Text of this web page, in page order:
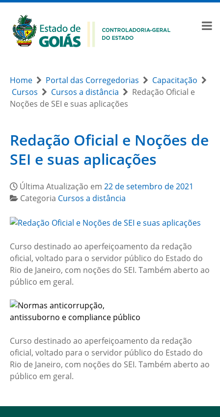
Home Portal das Corregedorias
Capacitação
Cursos
Cursos a distância
Redação Oficial e
Noções de SEI e suas aplicações
Redação Oficial e Noções de
SEI e suas aplicações
Última Atualização em 22 de setembro de 2021
Categoria Cursos a distância
Curso destinado ao aperfeiçoamento da redação
oficial, voltado para o servidor público do Estado do
Rio de Janeiro, com noções do SEI. Também aberto ao
público em geral.
Curso destinado ao aperfeiçoamento da redação
oficial, voltado para o servidor público do Estado do
Rio de Janeiro, com noções do SEI. Também aberto ao
público em geral.